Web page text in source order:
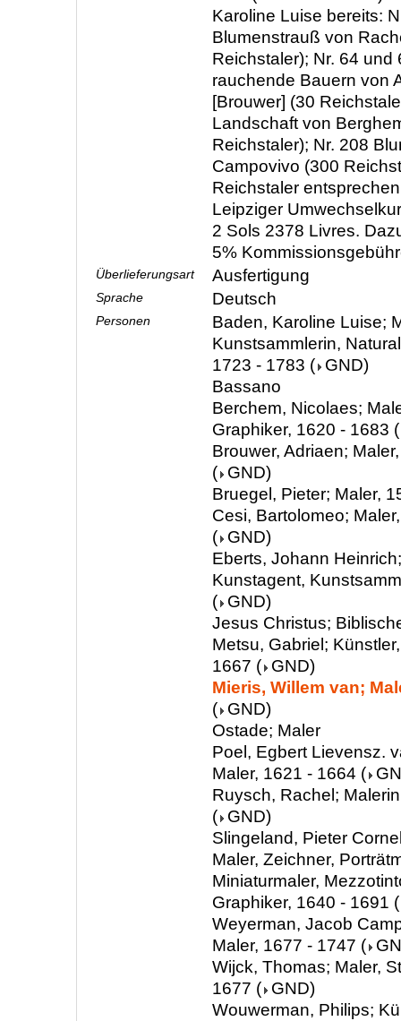
Karoline Luise bereits:
Blumenstrauß von
Reichstaler); Nr. 64 und
rauchende Bauern von
[Brouwer] (30
Landschaft von
Reichstaler); Nr. 208
Campovivo (300
Reichstaler
Leipziger
2 Sols 2378 Livres.
5%
Überlieferungsart Ausfertigung
Sprache Deutsch
Personen
Baden, Karoline Luise;
Kunstsammlerin,
1723 - 1783 ( GND)
Bassano
Berchem, Nicolaes;
Graphiker, 1620 - 1683 (
Brouwer, Adriaen;
( GND)
Bruegel, Pieter; Maler,
Cesi, Bartolomeo;
( GND)
Eberts, Johann
Kunstagent,
( GND)
Jesus Christus;
Metsu, Gabriel;
1667 ( GND)
Mieris, Willem van;
( GND)
Ostade; Maler
Poel, Egbert Lievensz.
Maler, 1621 - 1664 (
Ruysch, Rachel;
( GND)
Slingeland, Pieter
Maler, Zeichner,
Miniaturmaler,
Graphiker, 1640 - 1691 (
Weyerman, Jacob
Maler, 1677 - 1747 (
Wijck, Thomas; Maler,
1677 ( GND)
Wouwerman, Philips;